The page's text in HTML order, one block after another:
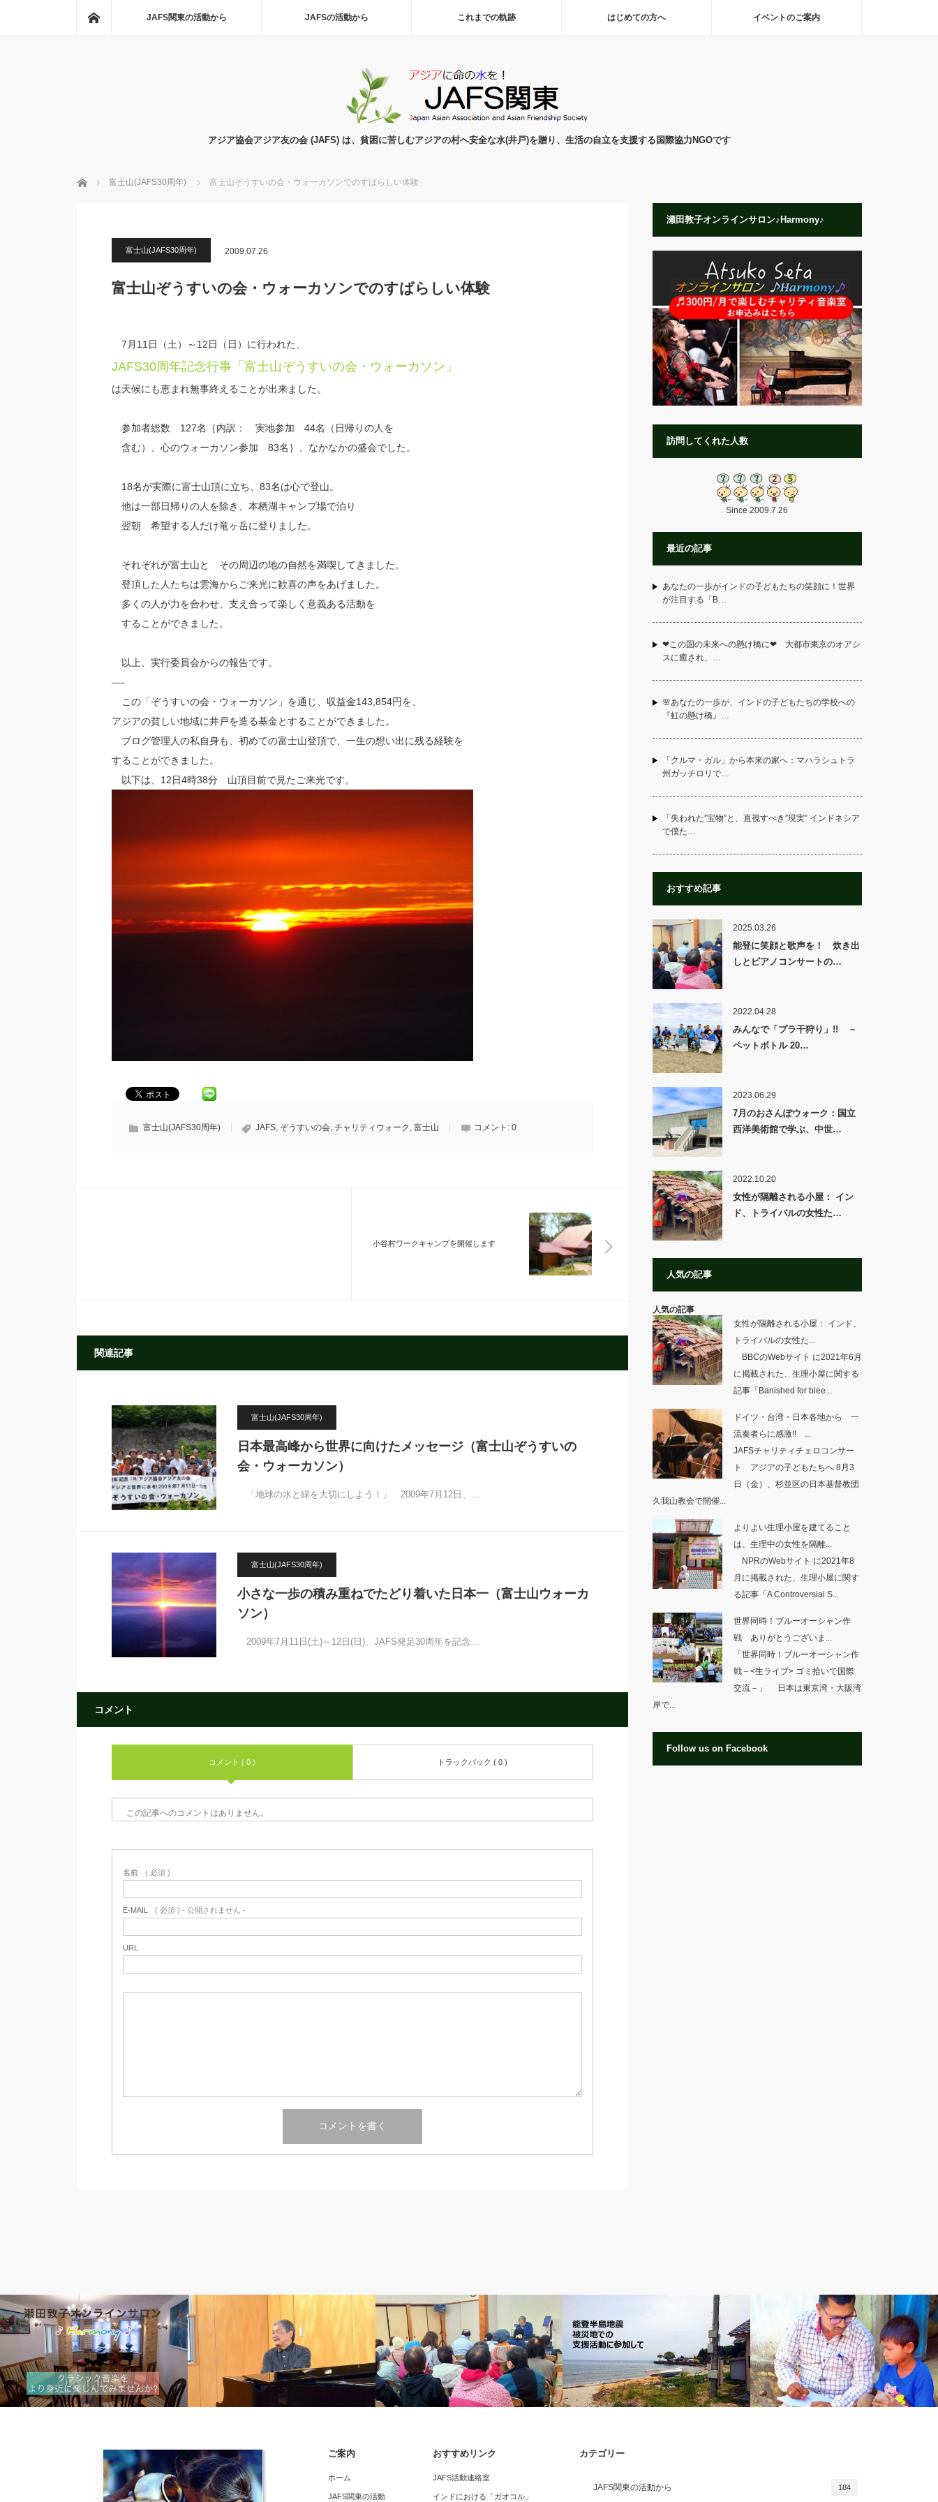
JAFS関東の活動から JAFSの活動から これまでの軌跡 はじめての方へ イベントのご案内
アジア協会アジア友の会 (JAFS) は、貧困に苦しむアジアの村へ安全な水(井戸)を贈り、生活の自立を支援する国際協力NGOです
ホーム 富士山(JAFS30周年) 富士山ぞうすいの会・ウォーカソンでのすばらしい体験
富士山(JAFS30周年) 2009.07.26
富士山ぞうすいの会・ウォーカソンでのすばらしい体験
7月11日（土）～12日（日）に行われた、
JAFS30周年記念行事「富士山ぞうすいの会・ウォーカソン」
は天候にも恵まれ無事終えることが出来ました。
参加者総数 127名｛内訳： 実地参加 44名（日帰りの人を
含む）、心のウォーカソン参加 83名｝、なかなかの盛会でした。
18名が実際に富士山頂に立ち、83名は心で登山。
他は一部日帰りの人を除き、本栖湖キャンプ場で泊り
翌朝 希望する人だけ竜ヶ岳に登りました。
それぞれが富士山と その周辺の地の自然を満喫してきました。
登頂した人たちは雲海からご来光に歓喜の声をあげました。
多くの人が力を合わせ、支え合って楽しく意義ある活動を
することができました。
以上、実行委員会からの報告です。
—-
この「ぞうすいの会・ウォーカソン」を通じ、収益金143,854円を、
アジアの貧しい地域に井戸を造る基金とすることができました。
ブログ管理人の私自身も、初めての富士山登頂で、一生の想い出に残る経験を
することができました。
以下は、12日4時38分 山頂目前で見たご来光です。
富士山(JAFS30周年) JAFS, ぞうすいの会, チャリティウォーク 富士山 コメント: 0
小谷村ワークキャンプを開催します
関連記事
富士山(JAFS30周年)
日本最高峰から世界に向けたメッセージ（富士山ぞうすいの
会・ウォーカソン）
「地球の水と緑を大切にしよう！」 2009年7月12日、…
富士山(JAFS30周年)
小さな一歩の積み重ねでたどり着いた日本一（富士山ウォーカ
ソン）
2009年7月11日(土)～12日(日)、JAFS発足30周年を記念…
コメント
コメント ( 0 ) トラックバック ( 0 )
この記事へのコメントはありません。
名前 ( 必須 )
E-MAIL ( 必須 ) - 公開されません -
URL
瀬田敦子オンラインサロン♪Harmony♪
訪問してくれた人数
Since 2009.7.26
最近の記事
あなたの一歩がインドの子どもたちの笑顔に！世界
が注目する「B…
❤この国の未来への懸け橋に❤ 大都市東京のオアシ
スに癒され、…
🌸あなたの一歩が、インドの子どもたちの学校への
『虹の懸け橋』…
「クルマ・ガル」から本来の家へ：マハラシュトラ
州ガッチロリで…
「失われた”宝物”と、直視すべき”現実” インドネシア
で僕た…
おすすめ記事
2025.03.26
能登に笑顔と歌声を！ 炊き出
しとピアノコンサートの…
2022.04.28
みんなで「プラ干狩り」!! ~
ペットボトル 20…
2023.06.29
7月のおさんぽウォーク：国立
西洋美術館で学ぶ、中世…
2022.10.20
女性が隔離される小屋： イン
ド、トライバルの女性た…
人気の記事
人気の記事
女性が隔離される小屋： インド、
トライバルの女性た...
BBCのWebサイト に2021年6月
に掲載された、生理小屋に関する
記事「Banished for blee...
ドイツ・台湾・日本各地から 一
流奏者らに感激!! ...
JAFSチャリティチェロコンサー
ト アジアの子どもたちへ 8月3
日（金）、杉並区の日本基督教団
久我山教会で開催...
よりよい生理小屋を建てること
は、生理中の女性を隔離...
NPRのWebサイト に2021年8
月に掲載された、生理小屋に関す
る記事「A Controversial S...
世界同時！ブルーオーシャン作
戦 ありがとうございま...
「世界同時！ブルーオーシャン作
戦－<生ライブ> ゴミ拾いで国際
交流－」 日本は東京湾・大阪湾
岸で...
Follow us on Facebook
アジアの子どもたちの未来のために～
月２回のオンラインピアノ演奏会 「瀬田
竹中真チャリティJAZZコンサート：ひ
な祭りに、アジアの子どもたちへ
能登に笑顔と歌声を！ 炊き出しとピア
ノコンサートの記録
して
にやってくる～ 日印友好学園 パダトラ
カテゴリー
JAFS関東の活動から 184
ご案内
ホーム
JAFS関東の活動
おすすめリンク
JAFS活動連絡室
インドにおける「ガオコル」